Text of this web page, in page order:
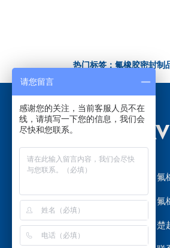
热门标签：氟橡胶密封制
氟
氟橡胶密封圈 氟
楚越密封圈选材 楚
请您留言
感谢您的关注，当前客服人员不在
线，请填写一下您的信息，我们会
尽快和您联系。